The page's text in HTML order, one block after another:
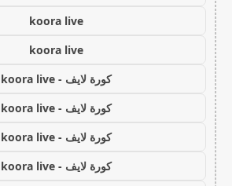
koora live
koora live
كورة لايف - koora live
كورة لايف - koora live
كورة لايف - koora live
كورة لايف - koora live